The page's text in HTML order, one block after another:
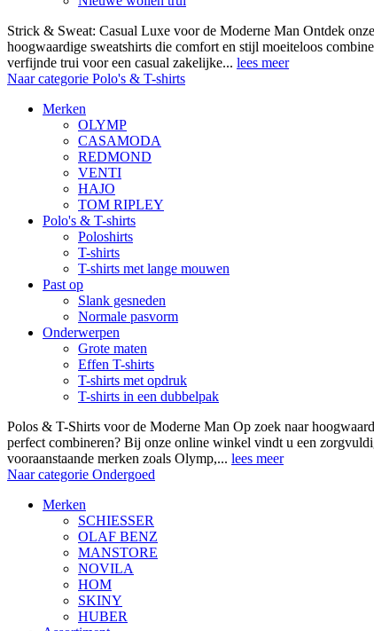
Strick & Sweat: Casual Luxe voor de Moderne Man Ontdek
hoogwaardige sweatshirts die comfort en stijl moeiteloos
verfijnde trui voor een casual zakelijke... lees meer
Naar categorie Polo's & T-shirts
Merken
OLYMP
CASAMODA
REDMOND
VENTI
HAJO
TOM RIPLEY
Polo's & T-shirts
Poloshirts
T-shirts
T-shirts met lange mouwen
Past op
Slank gesneden
Normale pasvorm
Onderwerpen
Grote maten
Effen T-shirts
T-shirts met opdruk
T-shirts in een dubbelpak
Polos & T-Shirts voor de Moderne Man Op zoek naar
perfect combineren? Bij onze online winkel vindt u een
vooraanstaande merken zoals Olymp,... lees meer
Naar categorie Ondergoed
Merken
SCHIESSER
OLAF BENZ
MANSTORE
NOVILA
HOM
SKINY
HUBER